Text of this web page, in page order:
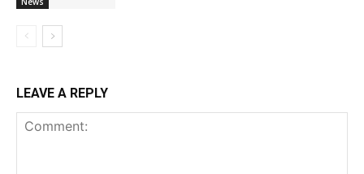
LEAVE A REPLY